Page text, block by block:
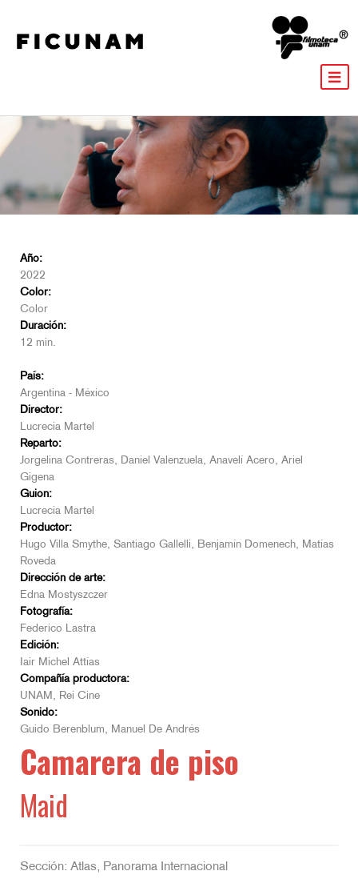
Año:
2022
Color:
Color
Duración:
12 min.
País:
Argentina - México
Director:
Lucrecia Martel
Reparto:
Jorgelina Contreras, Daniel Valenzuela, Anavelí Acero, Ariel
Gigena
Guion:
Lucrecia Martel
Productor:
Hugo Villa Smythe, Santiago Gallelli, Benjamín Domenech, Matías
Roveda
Dirección de arte:
Edna Mostyszczer
Fotografía:
Federico Lastra
Edición:
Iair Michel Attías
Compañía productora:
UNAM, Rei Cine
Sonido:
Guido Berenblum, Manuel De Andrés
Camarera de piso
Maid
Sección: Atlas, Panorama Internacional